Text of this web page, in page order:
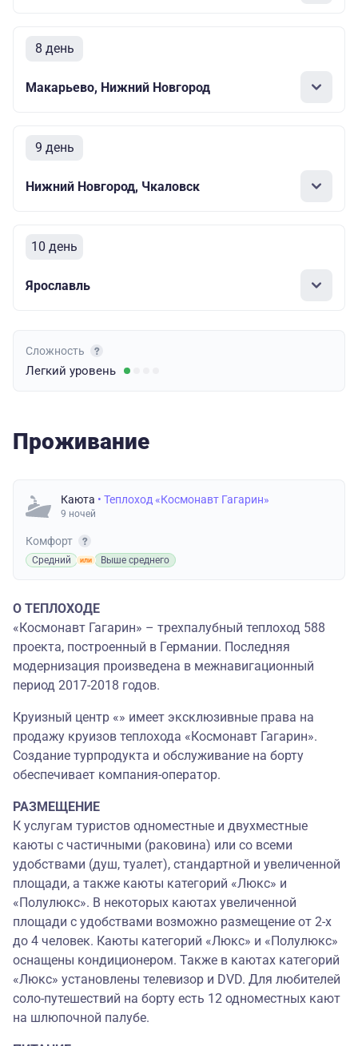
8 день
Макарьево, Нижний Новгород
9 день
Нижний Новгород, Чкаловск
10 день
Ярославль
Сложность
Легкий уровень
Проживание
Каюта • Теплоход «Космонавт Гагарин»
9 ночей
Комфорт
Средний Выше среднего
О ТЕПЛОХОДЕ
«Космонавт Гагарин» – трехпалубный теплоход 588
проекта, построенный в Германии. Последняя
модернизация произведена в межнавигационный
период 2017-2018 годов.
Круизный центр «» имеет эксклюзивные права на
продажу круизов теплохода «Космонавт Гагарин».
Создание турпродукта и обслуживание на борту
обеспечивает компания-оператор.
РАЗМЕЩЕНИЕ
К услугам туристов одноместные и двухместные
каюты с частичными (раковина) или со всеми
удобствами (душ, туалет), стандартной и увеличенной
площади, а также каюты категорий «Люкс» и
«Полулюкс». В некоторых каютах увеличенной
площади с удобствами возможно размещение от 2-х
до 4 человек. Каюты категорий «Люкс» и «Полулюкс»
оснащены кондиционером. Также в каютах категорий
«Люкс» установлены телевизор и DVD. Для любителей
соло-путешествий на борту есть 12 одноместных кают
на шлюпочной палубе.